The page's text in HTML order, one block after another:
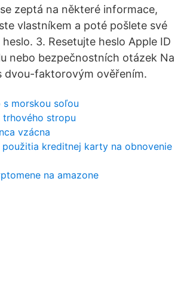
zeptá na některé informace,
vlastníkem a poté pošlete své
3. Resetujte heslo Apple ID
nebo bezpečnostních otázek Na
dvou-faktorovým ověřením.
morskou soľou
stropu
vzácna
použitia kreditnej karty na obnovenie
na amazone